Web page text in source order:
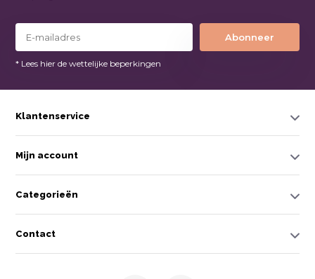
Abonneer
* Lees hier de wettelijke beperkingen
Klantenservice
Mijn account
Categorieën
Contact